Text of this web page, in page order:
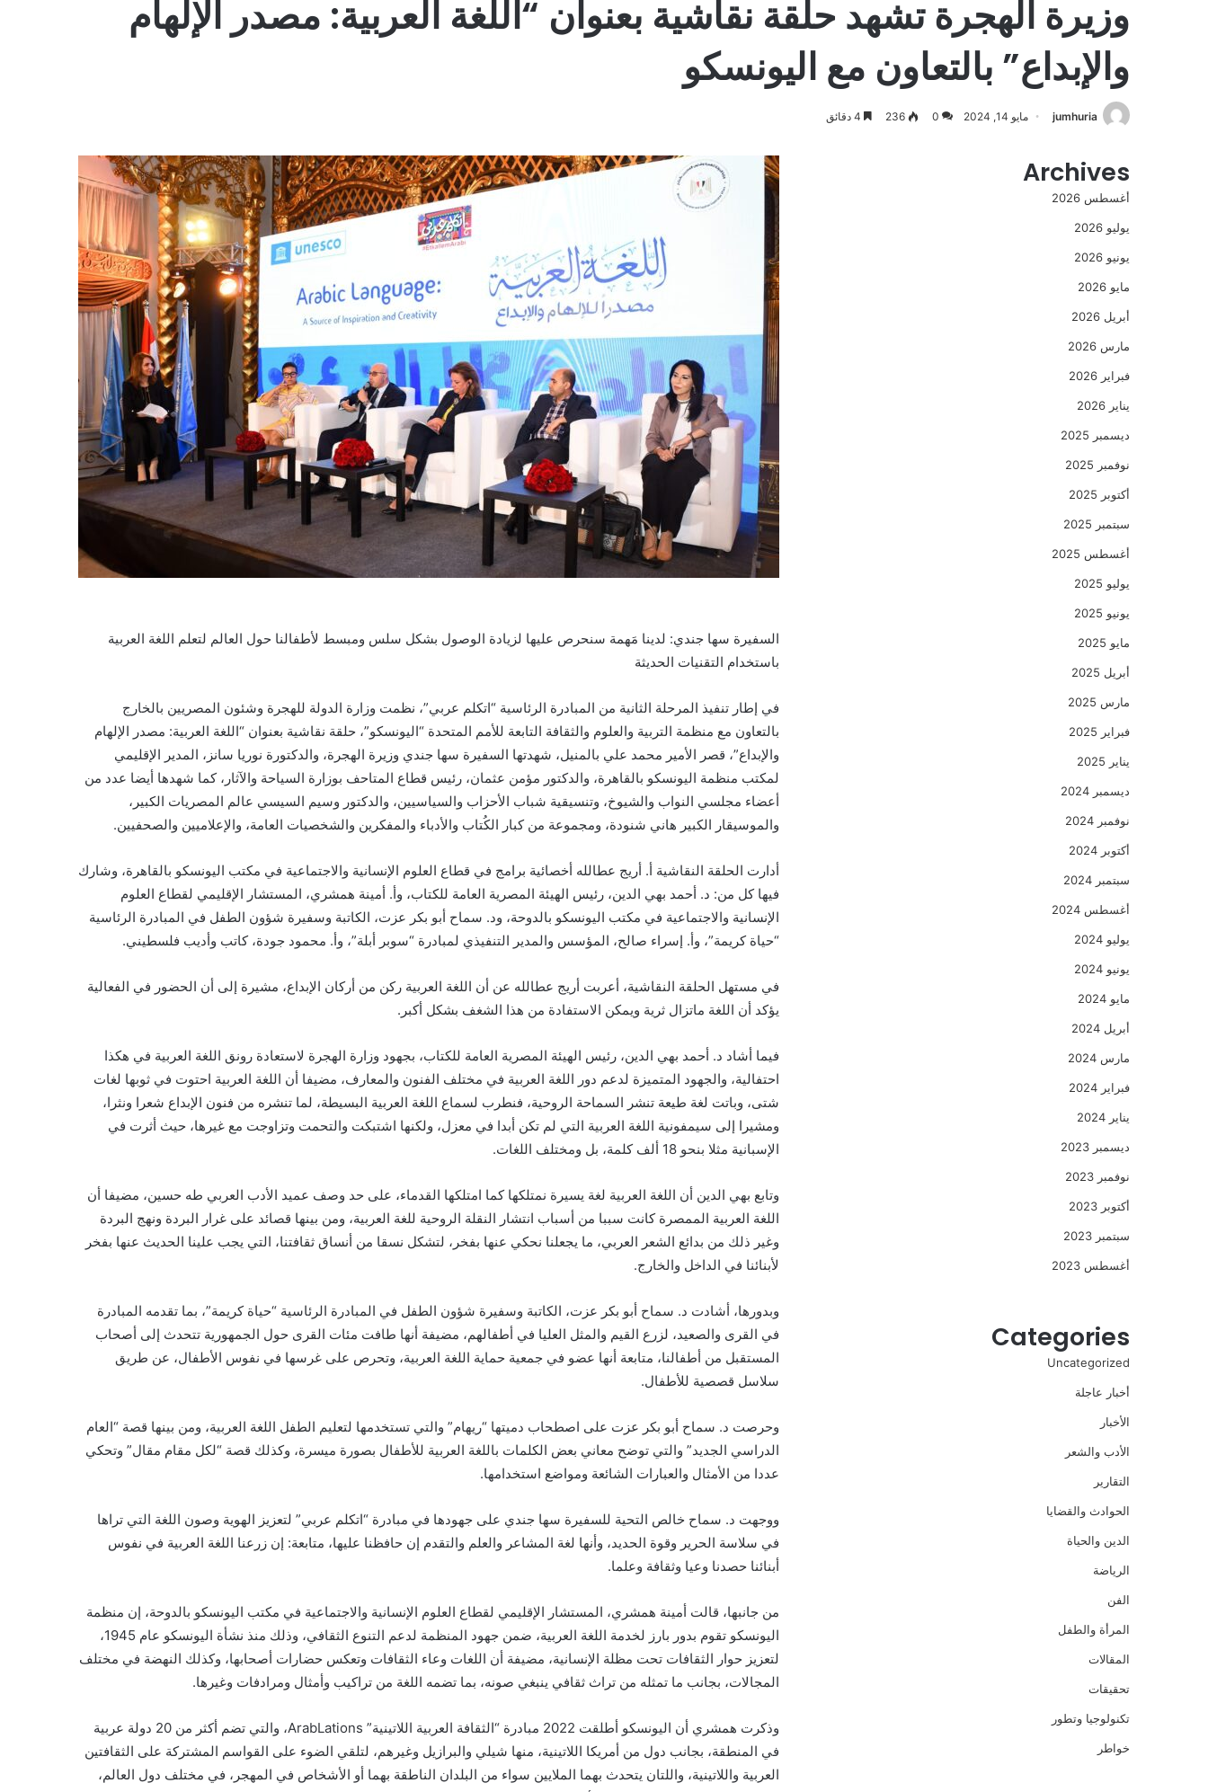
وزيرة الهجرة تشهد حلقة نقاشية بعنوان “اللغة العربية: مصدر الإلهام
والإبداع” بالتعاون مع اليونسكو
jumhuria مايو 14, 2024 0
236
السفيرة سها جندي: لدينا مَهمة سنحرص عليها لزيادة الوصول بشكل سلس ومبسط لأطفالنا حول العالم لتعلم اللغة العربية
باستخدام التقنيات الحديثة
في إطار تنفيذ المرحلة الثانية من المبادرة الرئاسية “اتكلم عربي”، نظمت وزارة الدولة للهجرة وشئون المصريين بالخارج
بالتعاون مع منظمة التربية والعلوم والثقافة التابعة للأمم المتحدة “اليونسكو”، حلقة نقاشية بعنوان “اللغة العربية: مصدر الإلهام
والإبداع”، قصر الأمير محمد علي بالمنيل، شهدتها السفيرة سها جندي وزيرة الهجرة، والدكتورة نوريا سانز، المدير الإقليمي
لمكتب منظمة اليونسكو بالقاهرة، والدكتور مؤمن عثمان، رئيس قطاع المتاحف بوزارة السياحة والآثار، كما شهدها أيضا عدد من
أعضاء مجلسي النواب والشيوخ، وتنسيقية شباب الأحزاب والسياسيين، والدكتور وسيم السيسي عالم المصريات الكبير،
والموسيقار الكبير هاني شنودة، ومجموعة من كبار الكُتاب والأدباء والمفكرين والشخصيات العامة، والإعلاميين والصحفيين.
أدارت الحلقة النقاشية أ. أريج عطالله أخصائية برامج في قطاع العلوم الإنسانية والاجتماعية في مكتب اليونسكو بالقاهرة، وشارك
فيها كل من: د. أحمد بهي الدين، رئيس الهيئة المصرية العامة للكتاب، وأ. أمينة همشري، المستشار الإقليمي لقطاع العلوم
الإنسانية والاجتماعية في مكتب اليونسكو بالدوحة، ود. سماح أبو بكر عزت، الكاتبة وسفيرة شؤون الطفل في المبادرة الرئاسية
“حياة كريمة”، وأ. إسراء صالح، المؤسس والمدير التنفيذي لمبادرة “سوبر أبلة”، وأ. محمود جودة، كاتب وأديب فلسطيني.
في مستهل الحلقة النقاشية، أعربت أريج عطالله عن أن اللغة العربية ركن من أركان الإبداع، مشيرة إلى أن الحضور في الفعالية
يؤكد أن اللغة ماتزال ثرية ويمكن الاستفادة من هذا الشغف بشكل أكبر.
فيما أشاد د. أحمد بهي الدين، رئيس الهيئة المصرية العامة للكتاب، بجهود وزارة الهجرة لاستعادة رونق اللغة العربية في هكذا
احتفالية، والجهود المتميزة لدعم دور اللغة العربية في مختلف الفنون والمعارف، مضيفا أن اللغة العربية احتوت في ثوبها لغات
شتى، وباتت لغة طيعة تنشر السماحة الروحية، فنطرب لسماع اللغة العربية البسيطة، لما تنشره من فنون الإبداع شعرا ونثرا،
ومشيرا إلى سيمفونية اللغة العربية التي لم تكن أبدا في معزل، ولكنها اشتبكت والتحمت وتزاوجت مع غيرها، حيث أثرت في
الإسبانية مثلا بنحو 18 ألف كلمة، بل ومختلف اللغات.
وتابع بهي الدين أن اللغة العربية لغة يسيرة نمتلكها كما امتلكها القدماء، على حد وصف عميد الأدب العربي طه حسين، مضيفا أن
اللغة العربية الممصرة كانت سببا من أسباب انتشار النقلة الروحية للغة العربية، ومن بينها قصائد على غرار البردة ونهج البردة
وغير ذلك من بدائع الشعر العربي، ما يجعلنا نحكي عنها بفخر، لتشكل نسقا من أنساق ثقافتنا، التي يجب علينا الحديث عنها بفخر
لأبنائنا في الداخل والخارج.
وبدورها، أشادت د. سماح أبو بكر عزت، الكاتبة وسفيرة شؤون الطفل في المبادرة الرئاسية “حياة كريمة”، بما تقدمه المبادرة
في القرى والصعيد، لزرع القيم والمثل العليا في أطفالهم، مضيفة أنها طافت مئات القرى حول الجمهورية تتحدث إلى أصحاب
المستقبل من أطفالنا، متابعة أنها عضو في جمعية حماية اللغة العربية، وتحرص على غرسها في نفوس الأطفال، عن طريق
سلاسل قصصية للأطفال.
وحرصت د. سماح أبو بكر عزت على اصطحاب دميتها “ريهام” والتي تستخدمها لتعليم الطفل اللغة العربية، ومن بينها قصة “العام
الدراسي الجديد” والتي توضح معاني بعض الكلمات باللغة العربية للأطفال بصورة ميسرة، وكذلك قصة “لكل مقام مقال” وتحكي
عددا من الأمثال والعبارات الشائعة ومواضع استخدامها.
ووجهت د. سماح خالص التحية للسفيرة سها جندي على جهودها في مبادرة “اتكلم عربي” لتعزيز الهوية وصون اللغة التي تراها
في سلاسة الحرير وقوة الحديد، وأنها لغة المشاعر والعلم والتقدم إن حافظنا عليها، متابعة: إن زرعنا اللغة العربية في نفوس
أبنائنا حصدنا وعيا وثقافة وعلما.
من جانبها، قالت أمينة همشري، المستشار الإقليمي لقطاع العلوم الإنسانية والاجتماعية في مكتب اليونسكو بالدوحة، إن منظمة
اليونسكو تقوم بدور بارز لخدمة اللغة العربية، ضمن جهود المنظمة لدعم التنوع الثقافي، وذلك منذ نشأة اليونسكو عام 1945،
لتعزيز حوار الثقافات تحت مظلة الإنسانية، مضيفة أن اللغات وعاء الثقافات وتعكس حضارات أصحابها، وكذلك النهضة في مختلف
المجالات، بجانب ما تمثله من تراث ثقافي ينبغي صونه، بما تضمه اللغة من تراكيب وأمثال ومرادفات وغيرها.
وذكرت همشري أن اليونسكو أطلقت 2022 مبادرة “الثقافة العربية اللاتينية” ArabLations، والتي تضم أكثر من 20 دولة عربية
في المنطقة، بجانب دول من أمريكا اللاتينية، منها شيلي والبرازيل وغيرهم، لتلقي الضوء على القواسم المشتركة على الثقافتين
العربية واللاتينية، واللتان يتحدث بهما الملايين سواء من البلدان الناطقة بهما أو الأشخاص في المهجر، في مختلف دول العالم،
Archives
أغسطس 2026
يوليو 2026
يونيو 2026
مايو 2026
أبريل 2026
مارس 2026
فبراير 2026
يناير 2026
ديسمبر 2025
نوفمبر 2025
أكتوبر 2025
سبتمبر 2025
أغسطس 2025
يوليو 2025
يونيو 2025
مايو 2025
أبريل 2025
مارس 2025
فبراير 2025
يناير 2025
ديسمبر 2024
نوفمبر 2024
أكتوبر 2024
سبتمبر 2024
أغسطس 2024
يوليو 2024
يونيو 2024
مايو 2024
أبريل 2024
مارس 2024
فبراير 2024
يناير 2024
ديسمبر 2023
نوفمبر 2023
أكتوبر 2023
سبتمبر 2023
أغسطس 2023
Categories
Uncategorized
أخبار عاجلة
الأخبار
الأدب والشعر
التقارير
الحوادث والقضايا
الدين والحياة
الرياضة
الفن
المرأة والطفل
المقالات
تحقيقات
تكنولوجيا وتطور
خواطر